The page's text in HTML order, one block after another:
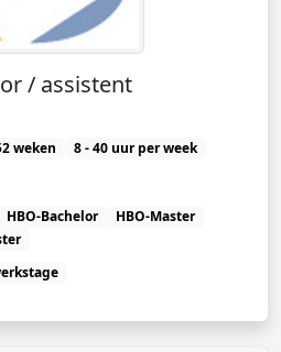
/ assistent
weken
8 - 40 uur per week
HBO-Bachelor
HBO-Master